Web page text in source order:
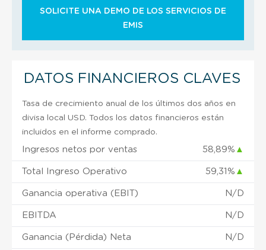
SOLICITE UNA DEMO DE LOS SERVICIOS DE
EMIS
DATOS FINANCIEROS CLAVES
Tasa de crecimiento anual de los últimos dos años en
divisa local USD. Todos los datos financieros están
incluidos en el informe comprado.
Ingresos netos por ventas 58,89% ▲
Total Ingreso Operativo 59,31% ▲
Ganancia operativa (EBIT) N/D
EBITDA N/D
Ganancia (Pérdida) Neta N/D